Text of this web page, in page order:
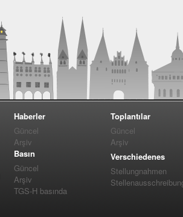
Haberler
Güncel
Arşiv
Basın
Güncel
Arşiv
TGS-H basında
Toplantılar
Güncel
Arşiv
Verschiedenes
Stellungnahmen